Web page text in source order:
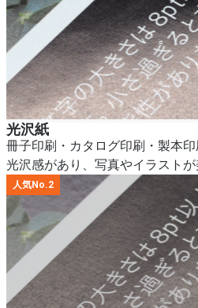
光沢紙
冊子印刷・カタログ印刷・製本印
光沢感があり、写真やイラストが
人気No.2